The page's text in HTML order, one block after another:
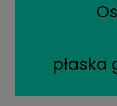
płaska